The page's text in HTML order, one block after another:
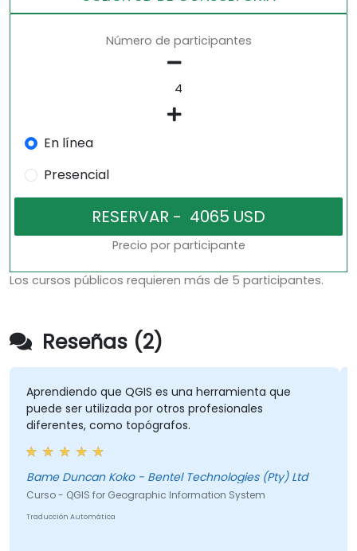
Número de participantes
En línea
Presencial
Precio por participante
Los cursos públicos requieren más de 5 participantes.
Reseñas (2)
Aprendiendo que QGIS es una herramienta que
puede ser utilizada por otros profesionales
diferentes, como topógrafos.
Bame Duncan Koko - Bentel Technologies (Pty) Ltd
Curso - QGIS for Geographic Information System
Traducción Automática